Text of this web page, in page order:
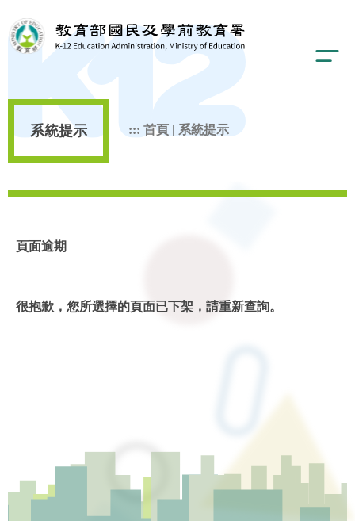
系統提示 ::: 首頁 | 系統提示
頁面逾期
很抱歉，您所選擇的頁面已下架，請重新查詢。